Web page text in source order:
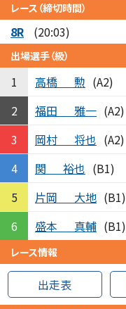
レース（締切時間）
8R (20:03)
出場選手（級）
1 高橋 勲 (A2)
2
福田 雅一 (A2)
3
岡村 将也 (A2)
4
関 裕也 (B1)
5
片岡 大地 (B1)
6
盛本 真輔 (B1)
レース情報
出走表